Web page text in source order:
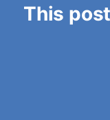
This